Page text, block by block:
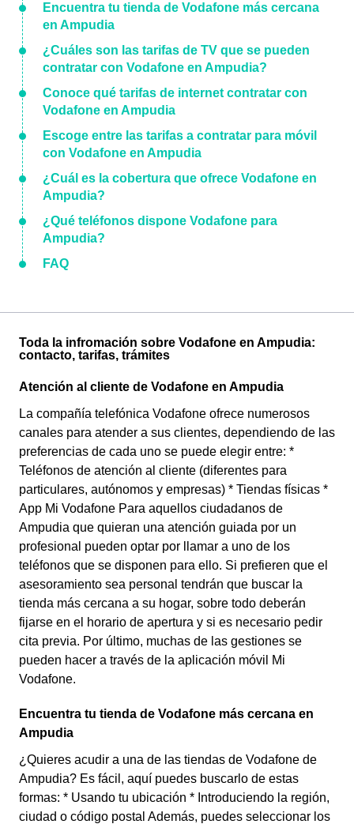
Encuentra tu tienda de Vodafone más cercana
en Ampudia
¿Cuáles son las tarifas de TV que se pueden
contratar con Vodafone en Ampudia?
Conoce qué tarifas de internet contratar con
Vodafone en Ampudia
Escoge entre las tarifas a contratar para móvil
con Vodafone en Ampudia
¿Cuál es la cobertura que ofrece Vodafone en
Ampudia?
¿Qué teléfonos dispone Vodafone para
Ampudia?
FAQ
Toda la infromación sobre Vodafone en Ampudia:
contacto, tarifas, trámites
Atención al cliente de Vodafone en Ampudia
La compañía telefónica Vodafone ofrece numerosos
canales para atender a sus clientes, dependiendo de las
preferencias de cada uno se puede elegir entre: *
Teléfonos de atención al cliente (diferentes para
particulares, autónomos y empresas) * Tiendas físicas *
App Mi Vodafone Para aquellos ciudadanos de
Ampudia que quieran una atención guiada por un
profesional pueden optar por llamar a uno de los
teléfonos que se disponen para ello. Si prefieren que el
asesoramiento sea personal tendrán que buscar la
tienda más cercana a su hogar, sobre todo deberán
fijarse en el horario de apertura y si es necesario pedir
cita previa. Por último, muchas de las gestiones se
pueden hacer a través de la aplicación móvil Mi
Vodafone.
Encuentra tu tienda de Vodafone más cercana en
Ampudia
¿Quieres acudir a una de las tiendas de Vodafone de
Ampudia? Es fácil, aquí puedes buscarlo de estas
formas: * Usando tu ubicación * Introduciendo la región,
ciudad o código postal Además, puedes seleccionar los